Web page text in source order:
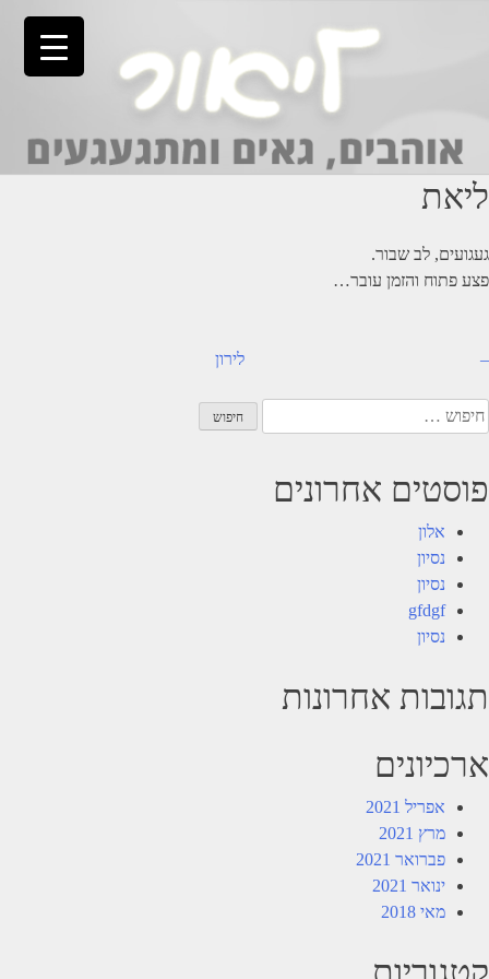
ליאת
געגועים, לב שבור.
פצע פתוח והזמן עובר…
ניווט לירון –
חיפוש:
פוסטים אחרונים
אלון
נסיון
נסיון
gfdgf
נסיון
תגובות אחרונות
ארכיונים
אפריל 2021
מרץ 2021
פברואר 2021
ינואר 2021
מאי 2018